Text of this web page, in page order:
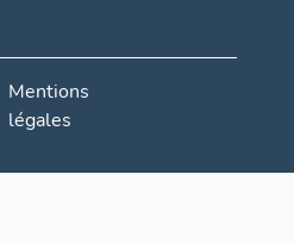
Mentions
légales